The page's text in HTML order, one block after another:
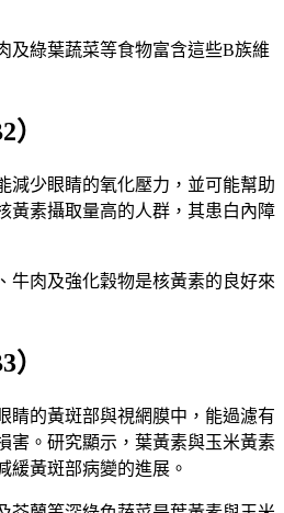
及綠葉蔬菜等食物富含這些B族維
減少眼睛的氧化壓力，並可能幫助
黃素攝取量高的人群，其患白內障
牛肉及強化穀物是核黃素的良好來
睛的黃斑部與視網膜中，能過濾有
害。研究顯示，葉黃素與玉米黃素
緩黃斑部病變的進展。